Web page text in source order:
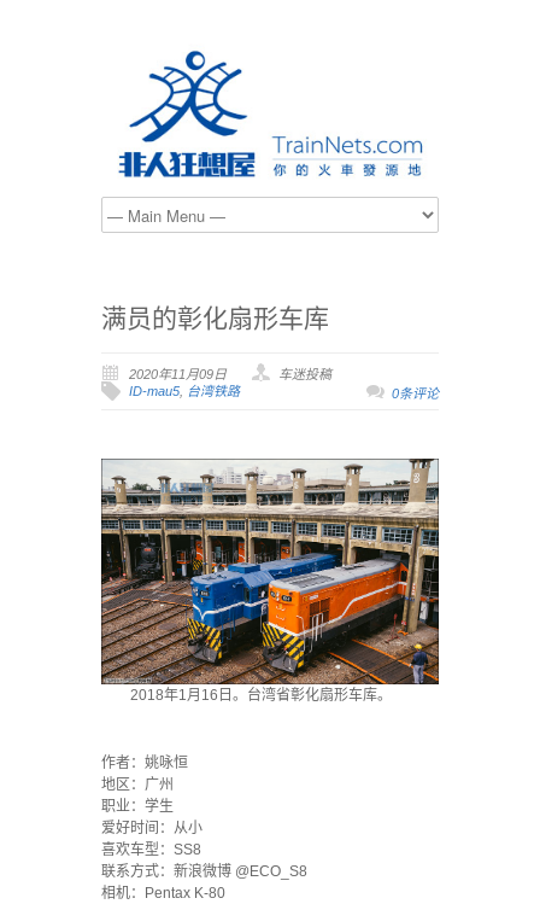
满员的彰化扇形车库
2020年11月09日
车迷投稿
ID-mau5, 台湾铁路 0条评论
2018年1月16日。台湾省彰化扇形车库。
作者：姚咏恒
地区：广州
职业：学生
爱好时间：从小
喜欢车型：SS8
联系方式：新浪微博 @ECO_S8
相机：Pentax K-80